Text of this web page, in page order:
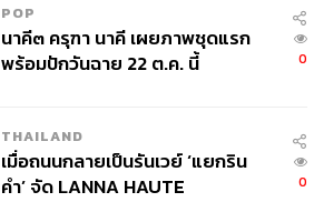
POP
นาคี๓ ครุฑา นาคี เผยภาพชุดแรก
พร้อมปักวันฉาย 22 ต.ค. นี้
0
THAILAND
เมื่อถนนกลายเป็นรันเวย์ ‘แยกริน
คำ’ จัด LANNA HAUTE
0